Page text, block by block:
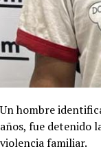
Un hombre
años, fue detenido
violencia familiar.